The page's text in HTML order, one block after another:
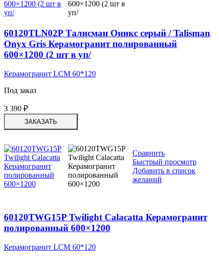
60120TLN02P Талисман Оникс серый / Talisman
Onyx Gris Керамогранит полированный
600×1200 (2 шт в уп/
Керамогранит LCM 60*120
Под заказ
3 390 ₽
ЗАКАЗАТЬ
Сравнить
Быстрый просмотр
Добавить в список
желаний
60120TWG15P Twilight Calacatta Керамогранит
полированный 600×1200
Керамогранит LCM 60*120